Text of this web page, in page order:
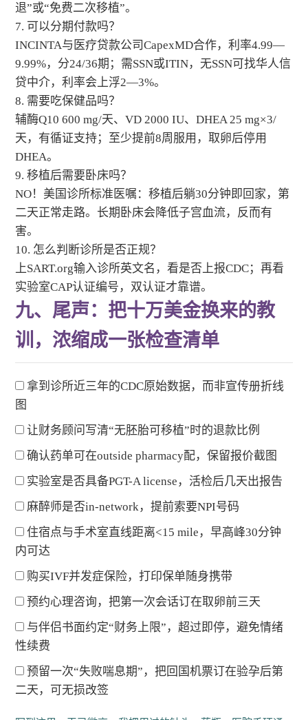
退”或“免费二次移植”。
7. 可以分期付款吗？
INCINTA与医疗贷款公司CapexMD合作，利率4.99—
9.99%，分24/36期；需SSN或ITIN，无SSN可找华人信
贷中介，利率会上浮2—3%。
8. 需要吃保健品吗？
辅酶Q10 600 mg/天、VD 2000 IU、DHEA 25 mg×3/
天，有循证支持；至少提前8周服用，取卵后停用
DHEA。
9. 移植后需要卧床吗？
NO！美国诊所标准医嘱：移植后躺30分钟即回家，第
二天正常走路。长期卧床会降低子宫血流，反而有
害。
10. 怎么判断诊所是否正规？
上SART.org输入诊所英文名，看是否上报CDC；再看
实验室CAP认证编号，双认证才靠谱。
九、尾声：把十万美金换来的教
训，浓缩成一张检查清单
拿到诊所近三年的CDC原始数据，而非宣传册折线
图
让财务顾问写清“无胚胎可移植”时的退款比例
确认药单可在outside pharmacy配，保留报价截图
实验室是否具备PGT-A license，活检后几天出报告
麻醉师是否in-network，提前索要NPI号码
住宿点与手术室直线距离<15 mile，早高峰30分钟
内可达
购买IVF并发症保险，打印保单随身携带
预约心理咨询，把第一次会话订在取卵前三天
与伴侣书面约定“财务上限”，超过即停，避免情绪
性续费
预留一次“失败喘息期”，把回国机票订在验孕后第
二天，可无损改签